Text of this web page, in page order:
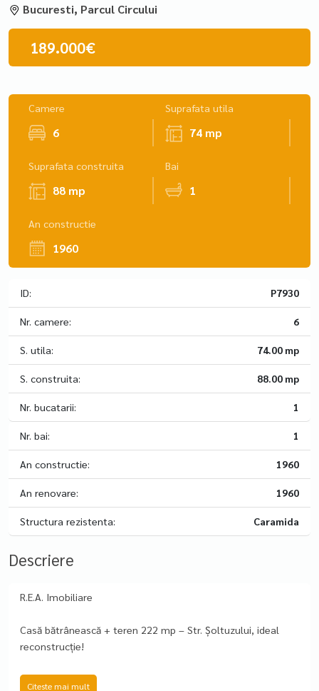
Bucuresti, Parcul Circului
189.000€
Camere
6
Suprafata utila
74 mp
Suprafata construita
88 mp
Bai
1
An constructie
1960
ID: P7930
Nr. camere: 6
S. utila: 74.00 mp
S. construita: 88.00 mp
Nr. bucatarii: 1
Nr. bai: 1
An constructie: 1960
An renovare: 1960
Structura rezistenta: Caramida
Descriere
R.E.A. Imobiliare
Casă bătrânească + teren 222 mp – Str. Șoltuzului, ideal
reconstrucție!
📍 București, Str. Șoltuzului (zonă liniștită)
Citeste mai mult